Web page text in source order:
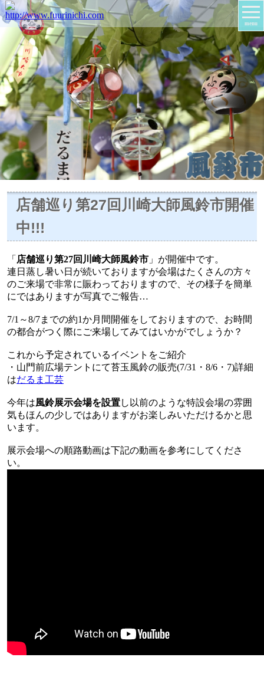
menu
店舗巡り第27回川崎大師風鈴市開催
中!!!
「 店舗巡り第27回川崎大師風鈴市 」が開催中です。
連日蒸し暑い日が続いておりますが会場はたくさんの方々
のご来場で非常に賑わっておりますので、その様子を簡単
にではありますが写真でご報告…
7/1～8/7までの約1か月間開催をしておりますので、お時間
の都合がつく際にご来場してみてはいかがでしょうか？
これから予定されているイベントをご紹介
・山門前広場テントにて苔玉風鈴の販売(7/31・8/6・7)詳細
はだるま工芸
今年は風鈴展示会場を設置し以前のような特設会場の雰囲
気もほんの少しではありますがお楽しみいただけるかと思
います。
展示会場への順路動画は下記の動画を参考にしてくださ
い。